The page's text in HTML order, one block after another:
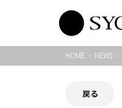
HOME NEWS
戻る